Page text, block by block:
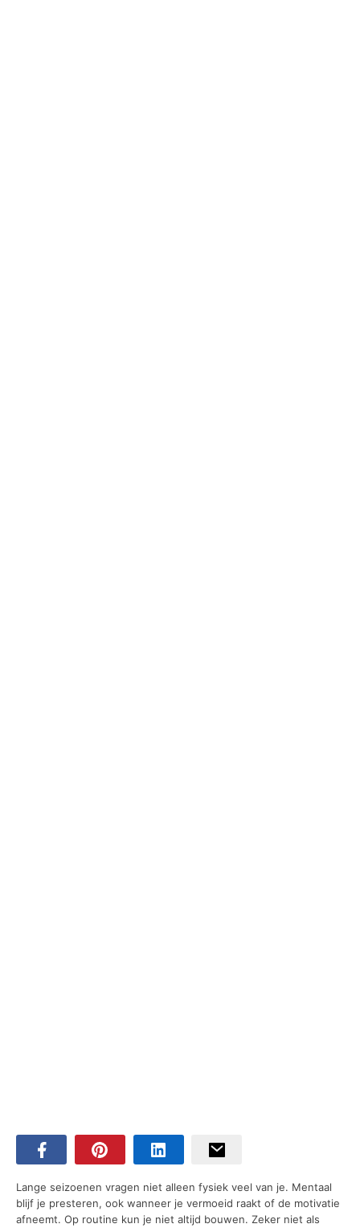
Lange seizoenen vragen niet alleen fysiek veel van je. Mentaal
blijf je presteren, ook wanneer je vermoeid raakt of de motivatie
afneemt. Op routine kun je niet altijd bouwen. Zeker niet als